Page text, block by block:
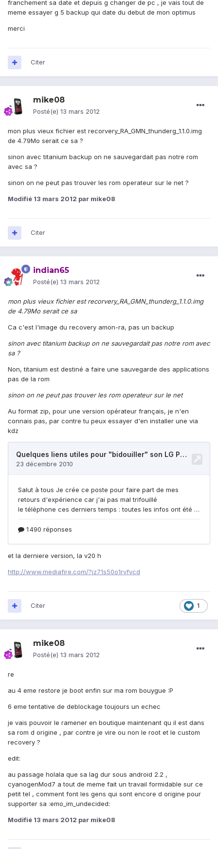
franchement sa date et depuis g changer de pc , je vais tout de
meme essayer g 5 backup qui date du debut de mon optimus
merci
Citer
mike08
Posté(e) 13 mars 2012
mon plus vieux fichier est recorvery_RA_GMN_thunderg_1.1.0.img
de 4.79Mo serait ce sa ?
sinon avec titanium backup on ne sauvegardait pas notre rom
avec sa ?
sinon on ne peut pas trouver les rom operateur sur le net ?
Modifié 13 mars 2012 par mike08
Citer
indian65
Posté(e) 13 mars 2012
mon plus vieux fichier est recorvery_RA_GMN_thunderg_1.1.0.img
de 4.79Mo serait ce sa
Ca c'est l'image du recovery amon-ra, pas un backup
sinon avec titanium backup on ne sauvegardait pas notre rom avec
sa ?
Non, titanium est destiné a faire une sauvegarde des applications
pas de la rom
sinon on ne peut pas trouver les rom operateur sur le net
Au format zip, pour une version opérateur français, je n'en
connais pas, par contre tu peux essayer d'en installer une via
kdz
et la derniere version, la v20 h
http://www.mediafire.com/?jz71s50o1rvfvcd
1
Citer
mike08
Posté(e) 13 mars 2012
re
au 4 eme restore je boot enfin sur ma rom bouygue :P
6 eme tentative de deblockage toujours un echec
je vais pouvoir le ramener en boutique maintenant qu il est dans
sa rom d origine , par contre je vire ou non le root et le custom
recovery ?
edit:
au passage holala que sa lag dur sous android 2.2 ,
cyanogenMod7 a tout de meme fait un travail formidable sur ce
petit tel , comment font les gens qui sont encore d origine pour
supporter sa :emo_im_undecided:
Modifié 13 mars 2012 par mike08